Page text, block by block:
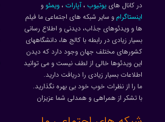
در کانال های یوتیوب ، آپارات ، ویمئو و
اینستاگرام و سایر شبکه های اجتماعی ما فیلم
ها و ویدئوهای جذاب، دیدنی و اطلاع رسانی
بسیار زیادی در رابطه با کالج ها، دانشگاههای
کشورهای مختلف جهان وجود دارد که دیدن
این ویدئوها خالی از لطف نیست و می توانید
اطلاعات بسیار زیادی را دریافت دارید.
ما را از نظرات خوب خود بی بهره نگذارید.
با تشکر از همراهی و همدلی شما عزیزان